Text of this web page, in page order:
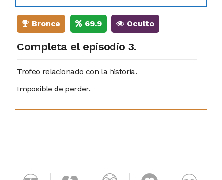
Bronce 69.9 Oculto
Completa el episodio 3.
Trofeo relacionado con la historia.
Imposible de perder.